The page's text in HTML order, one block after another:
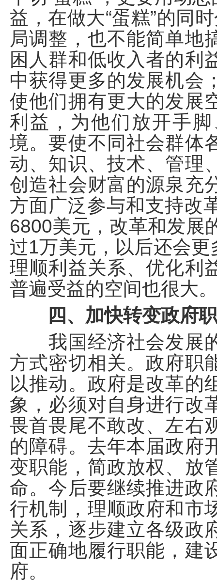
益，在做大“蛋糕”的同
局调整，也不能简单地
困人群和低收入者的利
中获得更多的发展机会
使他们拥有更大的发展
利益，为他们放开手
境。要使不同社会群体
动、知识、技术、管理
创造社会财富的源泉充
方面广泛参与和支持改
6800美元，改革和发展
过1万美元，以后还会
理顺利益关系、优化利
普遍受益的空间也很大。
四、加快转变政府
我国经济社会发展的
方式密切相关。政府职
以推动。政府是改革的
象，必须对自身进行改
畏首畏尾不敢改、左右
的障碍。去年本届政府
变职能，简政放权、放
命。今后要继续推进政
行机制，理顺政府和市
关系，逐步建立各级政
面正确地履行职能，建
府。